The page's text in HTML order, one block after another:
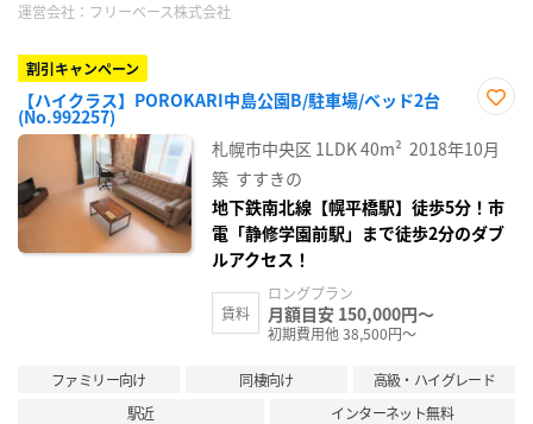
運営会社： フリーベース株式会社
割引キャンペーン
【ハイクラス】POROKARI中島公園B/駐車場/ベッド2台
(No.992257)
に入
り登
札幌市中央区 1LDK40m² 2018年10月
築 すすきの
地下鉄南北線【幌平橋駅】徒歩5分！市
電「静修学園前駅」まで徒歩2分のダブ
ルアクセス！
賃料
ロングプラン
月額目安 150,000円～
初期費用他 38,500円～
ファミリー向け 同棲向け
高級・ハイグレード
駅近
インターネット無料